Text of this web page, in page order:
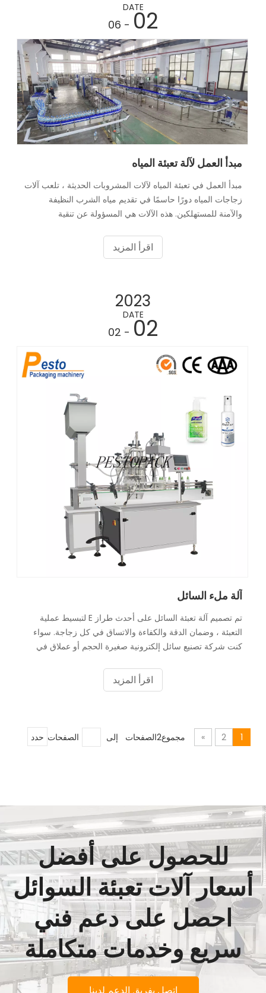
DATE02
- 06
مبدأ العمل لآلة تعبئة المياه
مبدأ العمل في تعبئة المياه لآلات المشروبات الحديثة ، تلعب آلات
زجاجات المياه دورًا حاسمًا في تقديم مياه الشرب النظيفة
والآمنة للمستهلكين. هذه الآلات هي المسؤولة عن تنقية
اقرأ المزيد
2023
DATE02
- 02
آلة ملء السائل
تم تصميم آلة تعبئة السائل على أحدث طراز E لتبسيط عملية
التعبئة ، وضمان الدقة والكفاءة والاتساق في كل زجاجة. سواء
كنت شركة تصنيع سائل إلكترونية صغيرة الحجم أو عملاق في
اقرأ المزيد
1
2
» مجموع2الصفحات إلى الصفحات حدد
للحصول على أفضل
أسعار آلات تعبئة السوائل
احصل على دعم فني
سريع وخدمات متكاملة